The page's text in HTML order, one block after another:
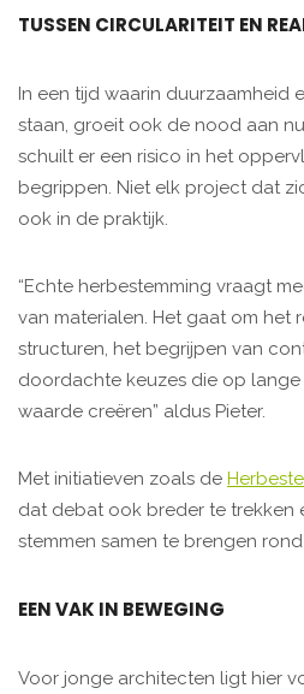
TUSSEN CIRCULARITEIT EN
In een tijd waarin duurzaamheid
staan, groeit ook de nood aan
schuilt er een risico in het
begrippen. Niet elk project dat
ook in de praktijk.
“Echte herbestemming vraagt
van materialen. Het gaat om het
structuren, het begrijpen van
doordachte keuzes die op
waarde creëren” aldus Pieter.
Met initiatieven zoals de
dat debat ook breder te trekken
stemmen samen te brengen
EEN VAK IN BEWEGING
Voor jonge architecten ligt hier